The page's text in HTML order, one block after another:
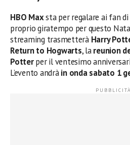
HBO Maxsta per regalare ai fan di
proprio giratempo per questo
streaming trasmetterà Harry
Return to Hogwarts, lareunion
Potterper il ventesimo
L’evento andràin onda sabato 1